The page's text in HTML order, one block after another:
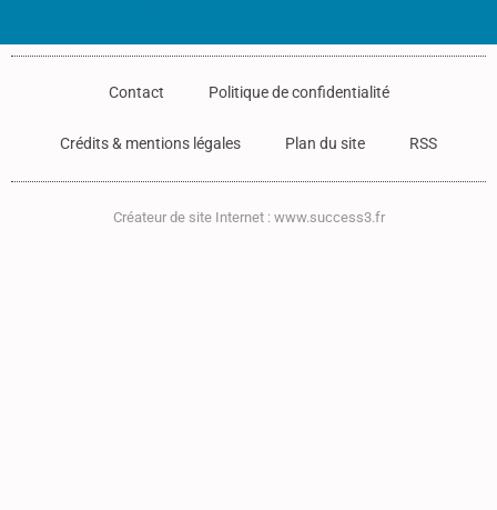
Contact Politique de confidentialité
Crédits & mentions légales Plan du site RSS
Créateur de site Internet : www.success3.fr